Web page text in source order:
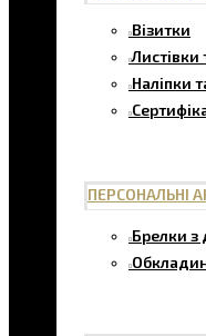
Візитки
Листівки
Наліпки
ПЕРСОНАЛЬНІ
Брелки з